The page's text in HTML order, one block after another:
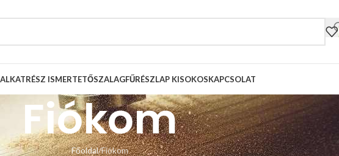
ALKATRÉSZ ISMERTETŐSZALAGFŰRÉSZLAP KISOKOSKAPCSOLAT
Fiókom
Főoldal Fiókom